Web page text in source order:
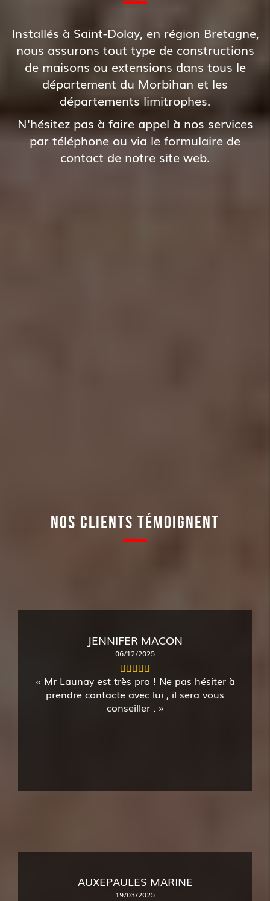
Installés à Saint-Dolay, en région Bretagne,
nous assurons tout type de constructions
de maisons ou extensions dans tous le
département du Morbihan et les
départements limitrophes.
N'hésitez pas à faire appel à nos services
par téléphone ou via le formulaire de
contact de notre site web.
NOS CLIENTS TÉMOIGNENT
JENNIFER MACON
06/12/2025
Mr Launay est très pro ! Ne pas hésiter à
prendre contacte avec lui , il sera vous
conseiller .
AUXEPAULES MARINE
19/03/2025